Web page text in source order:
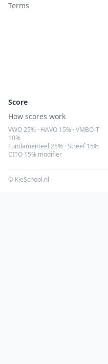
Terms
Score
How scores work
VWO 25% · HAVO 15% · VMBO-T
10%
Fundamenteel 25% · Streef 15%
CITO 15% modifier
© KieSchool.nl